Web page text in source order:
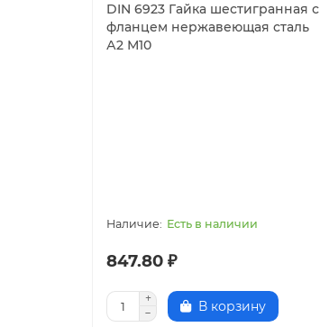
DIN 6923 Гайка шестигранная с
фланцем нержавеющая сталь
А2 М10
Есть в наличии
847.80 ₽
В корзину